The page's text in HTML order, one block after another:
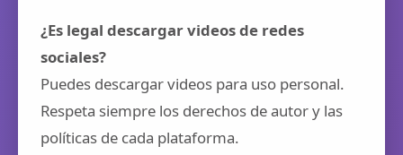
¿Es legal descargar videos de redes
sociales?
Puedes descargar videos para uso personal.
Respeta siempre los derechos de autor y las
políticas de cada plataforma.